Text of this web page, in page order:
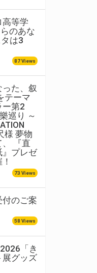
高等学
のあな
は3
87 Views
た、叙
テーマ
ー第2
巡り ～
様 夢物
『直
』プレゼ
73 Views
のご案
58 Views
「き
展グッズ